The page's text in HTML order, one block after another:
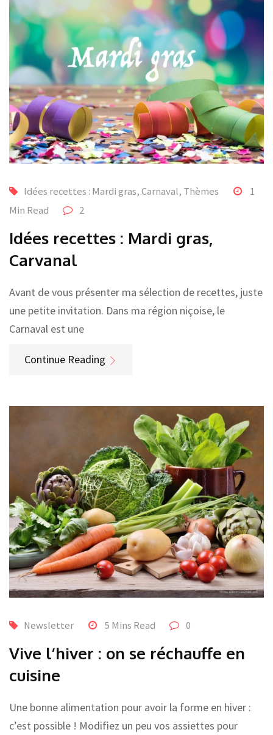
Idées recettes : Mardi gras, Carnaval, Thèmes
1
Min Read
2
Idées recettes : Mardi gras,
Carvanal
Avant de vous présenter ma sélection de recettes, juste
une petite invitation. Dans ma région niçoise, le
Carnaval est une
Continue Reading
Newsletter 5 Mins Read 0
Vive l’hiver : on se réchauffe en
cuisine
Une bonne alimentation pour avoir la forme en hiver :
c’est possible ! Modifiez un peu vos assiettes pour